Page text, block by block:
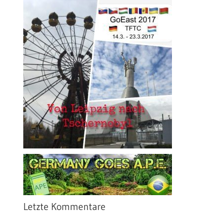
Letzte Kommentare